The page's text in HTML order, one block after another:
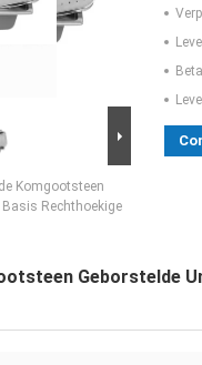
Komgootsteen
Rechthoekige
Geborstelde